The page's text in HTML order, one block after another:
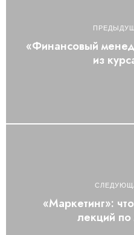
«Финансовый
из
«Маркетинг»:
лекций по